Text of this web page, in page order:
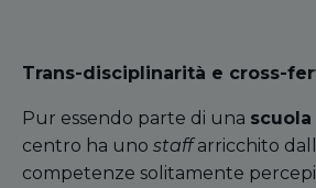
Trans-disciplinarità e cross-
Pur essendo parte di una
centro ha uno staffarricchito
competenze solitamente